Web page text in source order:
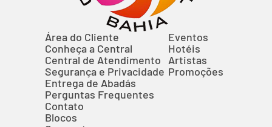
Área do Cliente
Conheça a Central
Central de Atendimento
Segurança e Privacidade
Entrega de Abadás
Perguntas Frequentes
Contato
Blocos
Eventos
Hotéis
Artistas
Promoções